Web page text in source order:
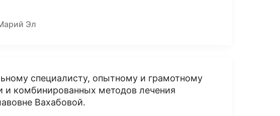
Эл
специалисту, опытному и грамотному
и комбинированных методов лечения
Вахабовой.